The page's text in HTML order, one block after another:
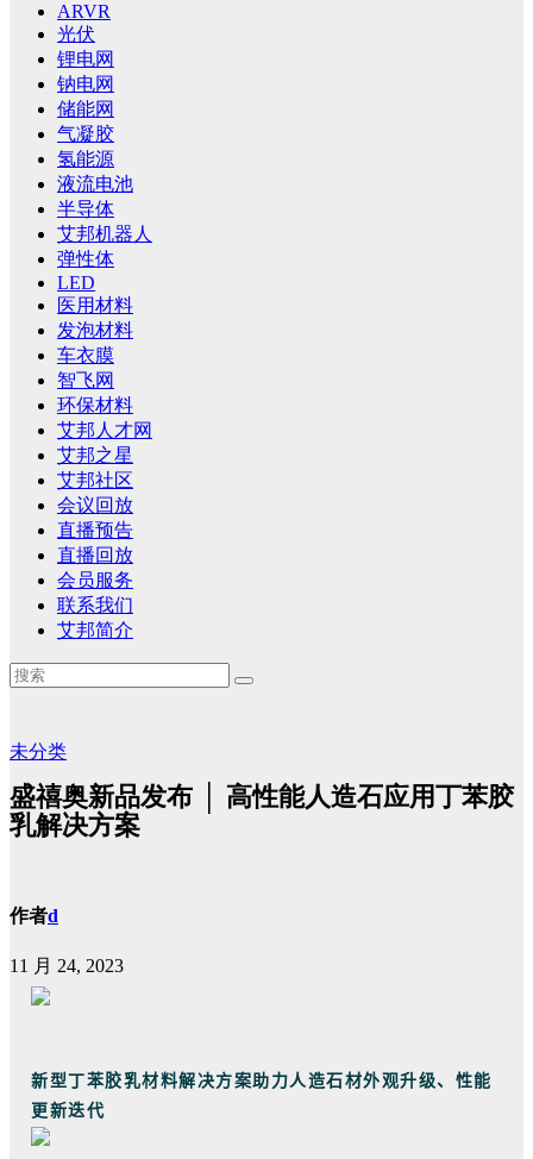
ARVR
光伏
锂电网
钠电网
储能网
气凝胶
氢能源
液流电池
半导体
艾邦机器人
弹性体
LED
医用材料
发泡材料
车衣膜
智飞网
环保材料
艾邦人才网
艾邦之星
艾邦社区
会议回放
直播预告
直播回放
会员服务
联系我们
艾邦简介
未分类
盛禧奥新品发布 │ 高性能人造石应用丁苯胶
乳解决方案
作者d
11 月 24, 2023
新型丁苯胶乳材料解决方案助力人造石材外观升级、性能
更新迭代